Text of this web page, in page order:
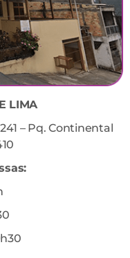
LIMA
– Pq. Continental